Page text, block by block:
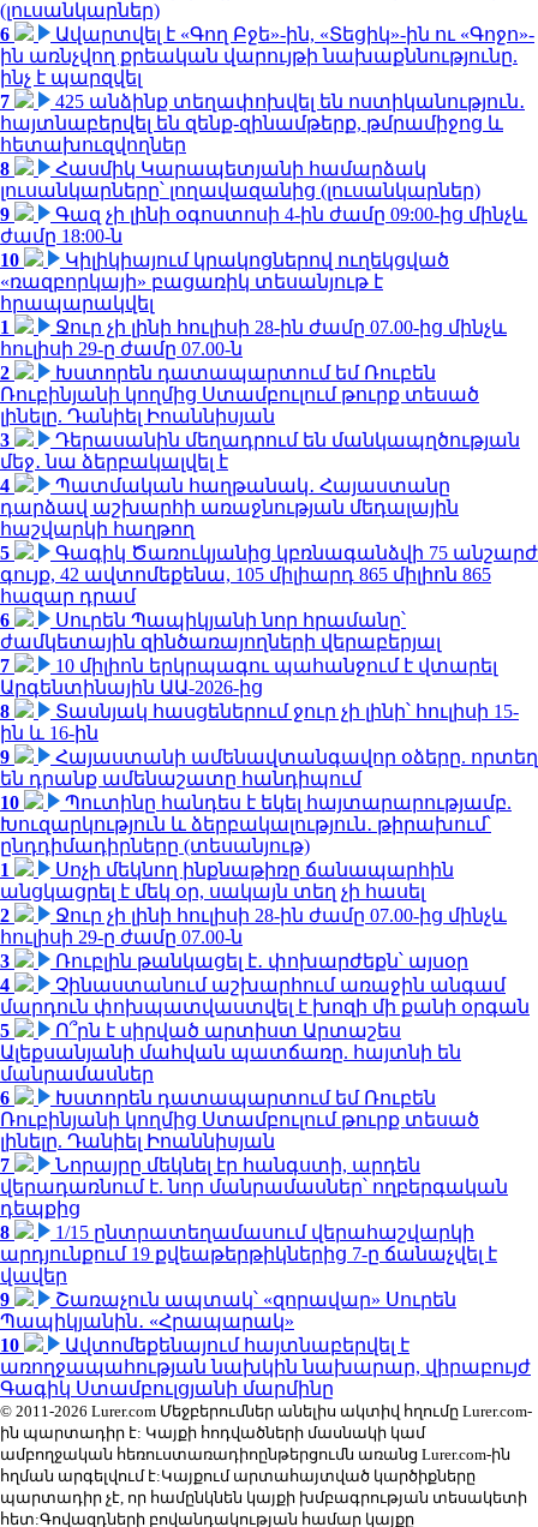
(լուսանկարներ)
6
Ավարտվել է «Գող Բջե»-ին, «Տեցիկ»-ին ու «Գոջո»-
ին առնչվող քրեական վարույթի նախաքննությունը.
ինչ է պարզվել
7
425 անձինք տեղափոխվել են ոստիկանություն․
հայտնաբերվել են զենք-զինամթերք, թմրամիջոց և
հետախուզվողներ
8
Հասմիկ Կարապետյանի համարձակ
լուսանկարները՝ լողավազանից (լուսանկարներ)
9
Գազ չի լինի օգոստոսի 4-ին ժամը 09:00-ից մինչև
ժամը 18:00-ն
10
Կիլիկիայում կրակոցներով ուղեկցված
«ռազբորկայի» բացառիկ տեսանյութ է
հրապարակվել
1
Ջուր չի լինի հուլիսի 28-ին ժամը 07.00-ից մինչև
հուլիսի 29-ը ժամը 07.00-ն
2
Խստորեն դատապարտում եմ Ռուբեն
Ռուբինյանի կողմից Ստամբուլում թուրք տեսած
լինելը. Դանիել Իոաննիսյան
3
Դերասանին մեղադրում են մանկապղծության
մեջ․ նա ձերբակալվել է
4
Պատմական հաղթանակ․ Հայաստանը
դարձավ աշխարհի առաջնության մեդալային
հաշվարկի հաղթող
5
Գագիկ Ծառուկյանից կբռնագանձվի 75 անշարժ
գույք, 42 ավտոմեքենա, 105 միլիարդ 865 միլիոն 865
հազար դրամ
6
Սուրեն Պապիկյանի նոր հրամանը՝
ժամկետային զինծառայողների վերաբերյալ
7
10 միլիոն երկրպագու պահանջում է վտարել
Արգենտինային ԱԱ-2026-ից
8
Տասնյակ հասցեներում ջուր չի լինի՝ հուլիսի 15-
ին և 16-ին
9
Հայաստանի ամենավտանգավոր օձերը. որտեղ
են դրանք ամենաշատը հանդիպում
10
Պուտինը հանդես է եկել հայտարարությամբ.
Խուզարկություն և ձերբակալություն․ թիրախում՝
ընդդիմադիրները (տեսանյութ)
1
Սոչի մեկնող ինքնաթիռը ճանապարհին
անցկացրել է մեկ օր, սակայն տեղ չի հասել
2
Ջուր չի լինի հուլիսի 28-ին ժամը 07.00-ից մինչև
հուլիսի 29-ը ժամը 07.00-ն
3
Ռուբլին թանկացել է․ փոխարժեքն՝ այսօր
4
Չինաստանում աշխարհում առաջին անգամ
մարդուն փոխպատվաստվել է խոզի մի քանի օրգան
5
Ո՞րն է սիրված արտիստ Արտաշես
Ալեքսանյանի մահվան պատճառը. հայտնի են
մանրամասներ
6
Խստորեն դատապարտում եմ Ռուբեն
Ռուբինյանի կողմից Ստամբուլում թուրք տեսած
լինելը. Դանիել Իոաննիսյան
7
Նորայրը մեկնել էր հանգստի, արդեն
վերադառնում է. նոր մանրամասներ՝ ողբերգական
դեպքից
8
1/15 ընտրատեղամասում վերահաշվարկի
արդյունքում 19 քվեաթերթիկներից 7-ը ճանաչվել է
վավեր
9
Շառաչուն ապտակ՝ «զորավար» Սուրեն
Պապիկյանին․ «Հրապարակ»
10
Ավտոմեքենայում հայտնաբերվել է
առողջապահության նախկին նախարար, վիրաբույժ
Գագիկ Ստամբուլցյանի մարմինը
© 2011-2026 Lurer.com Մեջբերումներ անելիս ակտիվ հղումը Lurer.com-
ին պարտադիր է: Կայքի հոդվածների մասնակի կամ
ամբողջական հեռուստառադիոընթերցումն առանց Lurer.com-ին
հղման արգելվում է:Կայքում արտահայտված կարծիքները
պարտադիր չէ, որ համընկնեն կայքի խմբագրության տեսակետի
հետ:Գովազդների բովանդակության համար կայքը